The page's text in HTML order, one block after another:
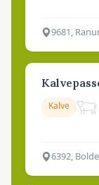
9681,
Kalve
6392,